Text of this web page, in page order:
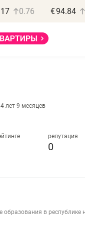
0.76 €94.84
лет 9 месяцев
репутация
0
образования в
может
не